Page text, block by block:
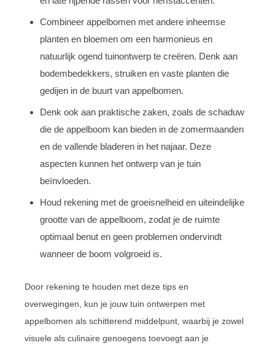
Combineer appelbomen met andere inheemse
planten en bloemen om een harmonieus en
natuurlijk ogend tuinontwerp te creëren. Denk aan
bodembedekkers, struiken en vaste planten die
gedijen in de buurt van appelbomen.
Denk ook aan praktische zaken, zoals de schaduw
die de appelboom kan bieden in de zomermaanden
en de vallende bladeren in het najaar. Deze
aspecten kunnen het ontwerp van je tuin
beïnvloeden.
Houd rekening met de groeisnelheid en uiteindelijke
grootte van de appelboom, zodat je de ruimte
optimaal benut en geen problemen ondervindt
wanneer de boom volgroeid is.
Door rekening te houden met deze tips en
overwegingen, kun je jouw tuin ontwerpen met
appelbomen als schitterend middelpunt, waarbij je zowel
visuele als culinaire genoegens toevoegt aan je